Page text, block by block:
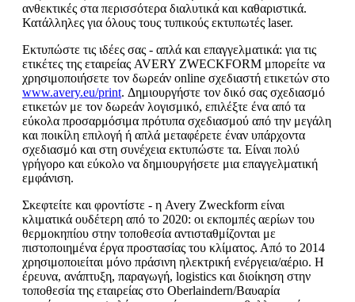
ανθεκτικές στα περισσότερα διαλυτικά και καθαριστικά.
Κατάλληλες για όλους τους τυπικούς εκτυπωτές laser.
Εκτυπώστε τις ιδέες σας - απλά και επαγγελματικά: για τις
ετικέτες της εταιρείας AVERY ZWECKFORM μπορείτε να
χρησιμοποιήσετε τον δωρεάν online σχεδιαστή ετικετών στο
www.avery.eu/print. Δημιουργήστε τον δικό σας σχεδιασμό
ετικετών με τον δωρεάν λογισμικό, επιλέξτε ένα από τα
εύκολα προσαρμόσιμα πρότυπα σχεδιασμού από την μεγάλη
και ποικίλη επιλογή ή απλά μεταφέρετε έναν υπάρχοντα
σχεδιασμό και στη συνέχεια εκτυπώστε τα. Είναι πολύ
γρήγορο και εύκολο να δημιουργήσετε μια επαγγελματική
εμφάνιση.
Σκεφτείτε και φροντίστε - η Avery Zweckform είναι
κλιματικά ουδέτερη από το 2020: οι εκπομπές αερίων του
θερμοκηπίου στην τοποθεσία αντισταθμίζονται με
πιστοποιημένα έργα προστασίας του κλίματος. Από το 2014
χρησιμοποιείται μόνο πράσινη ηλεκτρική ενέργεια/αέριο. Η
έρευνα, ανάπτυξη, παραγωγή, logistics και διοίκηση στην
τοποθεσία της εταιρείας στο Oberlaindern/Βαυαρία